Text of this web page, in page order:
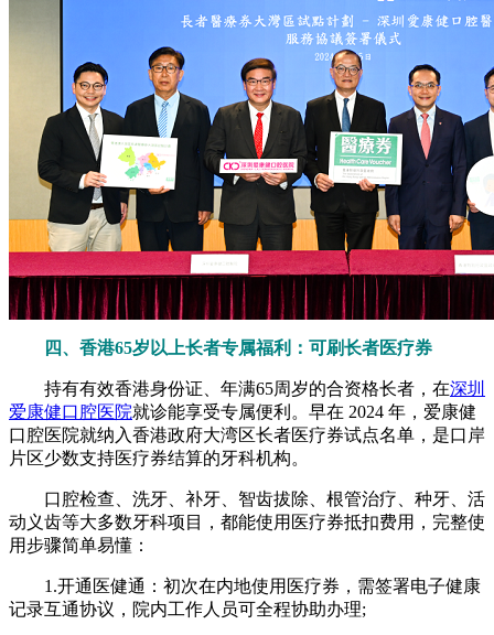
四、香港65岁以上长者专属福利：可刷长者医疗券
持有有效香港身份证、年满65周岁的合资格长者，在深圳
爱康健口腔医院就诊能享受专属便利。早在 2024 年，爱康健
口腔医院就纳入香港政府大湾区长者医疗券试点名单，是口岸
片区少数支持医疗券结算的牙科机构。
口腔检查、洗牙、补牙、智齿拔除、根管治疗、种牙、活
动义齿等大多数牙科项目，都能使用医疗券抵扣费用，完整使
用步骤简单易懂：
1.开通医健通：初次在内地使用医疗券，需签署电子健康
记录互通协议，院内工作人员可全程协助办理;